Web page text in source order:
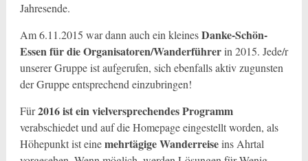
Jahresende.
Am 6.11.2015 war dann auch ein kleinesDanke-Schön-
Essen für die Organisatoren/Wanderführerin 2015. Jede/r
unserer Gruppe ist aufgerufen, sich ebenfalls aktiv zugunsten
der Gruppe entsprechend einzubringen!
Für2016 ist ein vielversprechendes Programm
verabschiedet und auf die Homepage eingestellt worden, als
Höhepunkt ist einemehrtägige Wanderreiseins Ahrtal